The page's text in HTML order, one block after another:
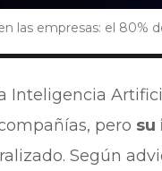
las empresas: el 80%
Inteligencia
pero su
Según